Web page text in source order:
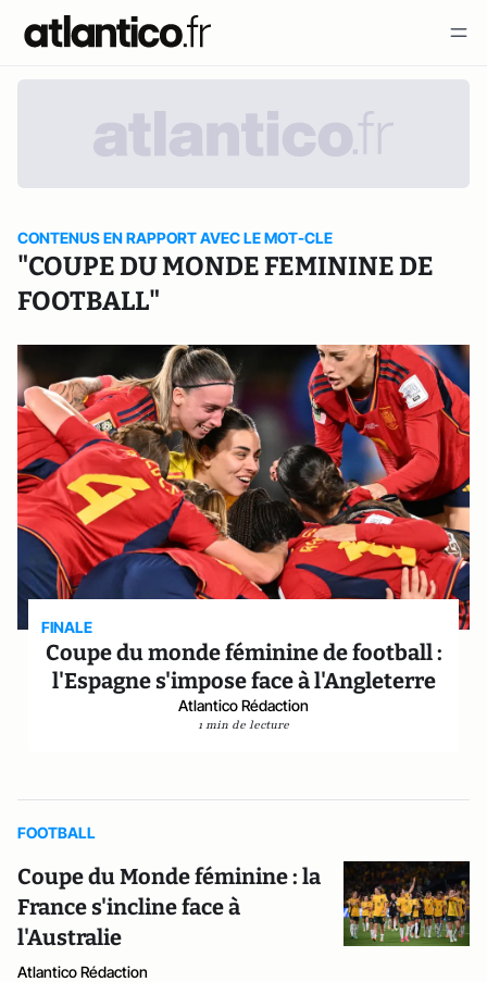
CONTENUS EN RAPPORT AVEC LE MOT-CLE
"COUPE DU MONDE FEMININE DE
FOOTBALL"
FINALE
Coupe du monde féminine de football :
l'Espagne s'impose face à l'Angleterre
Atlantico Rédaction
1 min de lecture
FOOTBALL
Coupe du Monde féminine : la
France s'incline face à
l'Australie
Atlantico Rédaction